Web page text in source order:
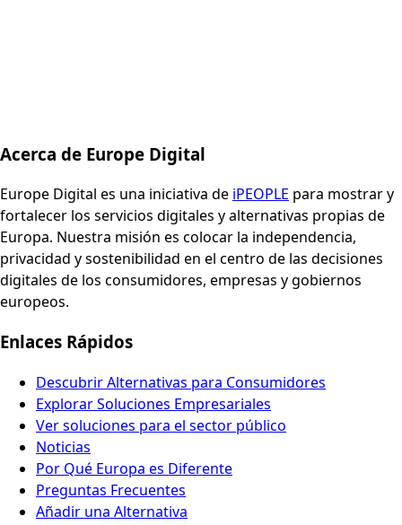
Acerca de Europe Digital
Europe Digital es una iniciativa de iPEOPLE para mostrar y
fortalecer los servicios digitales y alternativas propias de
Europa. Nuestra misión es colocar la independencia,
privacidad y sostenibilidad en el centro de las decisiones
digitales de los consumidores, empresas y gobiernos
europeos.
Enlaces Rápidos
Descubrir Alternativas para Consumidores
Explorar Soluciones Empresariales
Ver soluciones para el sector público
Noticias
Por Qué Europa es Diferente
Preguntas Frecuentes
Añadir una Alternativa